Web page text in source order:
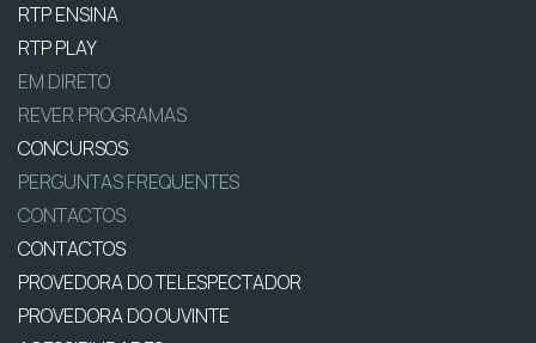
RTP ENSINA
RTP PLAY
EM DIRETO
REVER PROGRAMAS
CONCURSOS
PERGUNTAS FREQUENTES
CONTACTOS
CONTACTOS
PROVEDORA DO TELESPECTADOR
PROVEDORA DO OUVINTE